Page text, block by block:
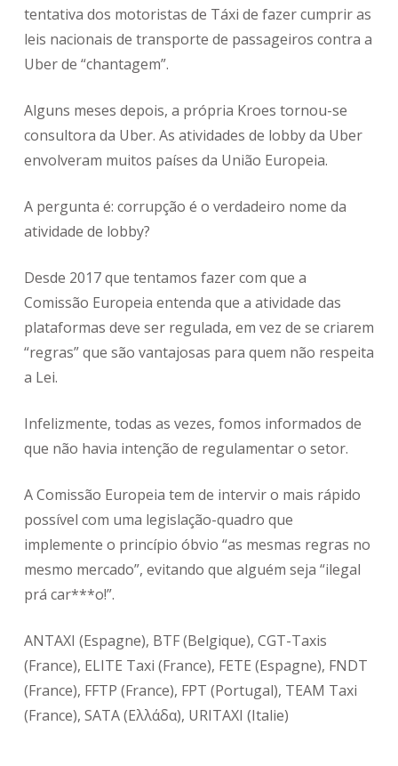
tentativa dos motoristas de Táxi de fazer cumprir as
leis nacionais de transporte de passageiros contra a
Uber de “chantagem”.
Alguns meses depois, a própria Kroes tornou-se
consultora da Uber. As atividades de lobby da Uber
envolveram muitos países da União Europeia.
A pergunta é: corrupção é o verdadeiro nome da
atividade de lobby?
Desde 2017 que tentamos fazer com que a
Comissão Europeia entenda que a atividade das
plataformas deve ser regulada, em vez de se criarem
“regras” que são vantajosas para quem não respeita
a Lei.
Infelizmente, todas as vezes, fomos informados de
que não havia intenção de regulamentar o setor.
A Comissão Europeia tem de intervir o mais rápido
possível com uma legislação-quadro que
implemente o princípio óbvio “as mesmas regras no
mesmo mercado”, evitando que alguém seja “ilegal
prá car***o!”.
ANTAXI (Espagne), BTF (Belgique), CGT-Taxis
(France), ELITE Taxi (France), FETE (Espagne), FNDT
(France), FFTP (France), FPT (Portugal), TEAM Taxi
(France), SATA (Ελλάδα), URITAXI (Italie)